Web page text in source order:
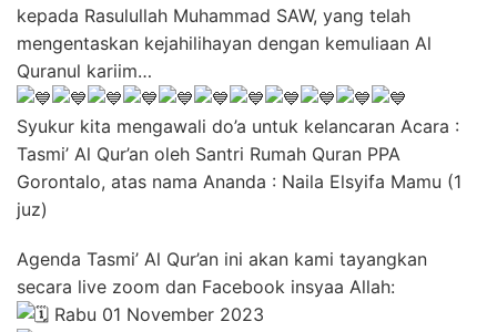
kepada Rasulullah Muhammad SAW, yang telah
mengentaskan kejahilihayan dengan kemuliaan Al
Quranul kariim…
Syukur kita mengawali do’a untuk kelancaran Acara :
Tasmi’ Al Qur’an oleh Santri Rumah Quran PPA
Gorontalo, atas nama Ananda : Naila Elsyifa Mamu (1
juz)
Agenda Tasmi’ Al Qur’an ini akan kami tayangkan
secara live zoom dan Facebook insyaa Allah:
Rabu 01 November 2023